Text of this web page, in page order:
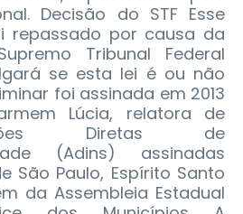
Decisão do STF Esse
repassado por causa da
Tribunal Federal
se esta lei é ou não
foi assinada em 2013
Lúcia, relatora de
Diretas de
(Adins) assinadas
São Paulo, Espírito Santo
da Assembleia Estadual